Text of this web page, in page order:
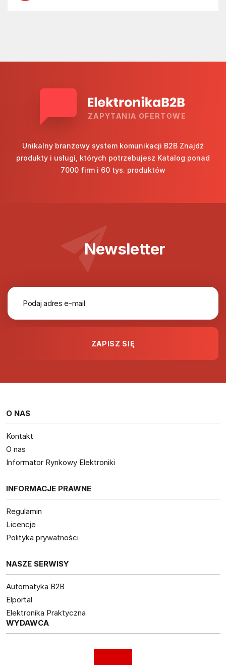
ZAPYTANIA OFERTOWE
Unikalny branżowy system komunikacji B2B Znajdź
produkty i usługi, których potrzebujesz Katalog ponad
7000 firm i 60 tys. produktów
Newsletter
O NAS
Kontakt
O nas
Informator Rynkowy Elektroniki
INFORMACJE PRAWNE
Regulamin
Licencje
Polityka prywatności
NASZE SERWISY
Automatyka B2B
Elportal
Elektronika Praktyczna
WYDAWCA